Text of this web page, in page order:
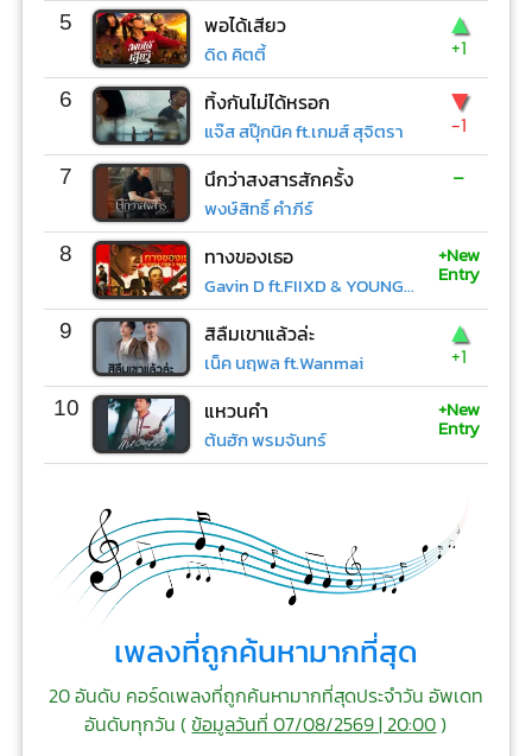
5 พอได้เสียว
ดิด คิตตี้
▲
+1
6 ทิ้งกันไม่ได้หรอก
แจ๊ส สปุ๊กนิค ft.เกมส์ สุจิตรา
▼
-1
7 นึกว่าสงสารสักครั้ง
พงษ์สิทธิ์ คำภีร์
-
8 ทางของเธอ
Gavin D ft.FIIXD & YOUNGOHM
+New
Entry
9 สิลืมเขาแล้วล่ะ
เน็ค นฤพล ft.Wanmai
▲
+1
10 แหวนคำ
ต้นฮัก พรมจันทร์
+New
Entry
เพลงที่ถูกค้นหามากที่สุด
20 อันดับ คอร์ดเพลงที่ถูกค้นหามากที่สุดประจำวัน อัพเดท
อันดับทุกวัน (ข้อมูลวันที่ 07/08/2569 | 20:00)